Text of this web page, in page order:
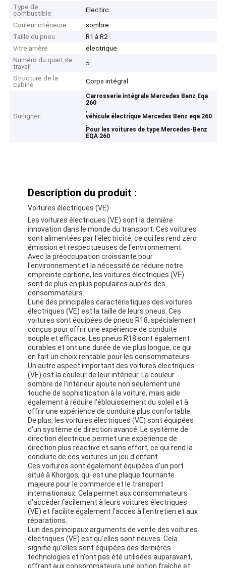
Type de
combustible
Electirc
Couleur intérieure
sombre
Taille du pneu
R1 à R2
Vitre arrière
électrique
Numéro du quart de
travail
5
Structure de la
cabine
Corps intégral
Surligner:
Carrosserie intégrale Mercedes Benz Eqa
260
,
véhicule électrique Mercedes Benz eqa 260
,
Pour les voitures de type Mercedes-Benz
EQA 260
Description du produit :
Voitures électriques (VE)
Les voitures électriques (VE) sont la dernière
innovation dans le monde du transport. Ces voitures
sont alimentées par l'électricité, ce qui les rend zéro
émission et respectueuses de l'environnement.
Avec la préoccupation croissante pour
l'environnement et la nécessité de réduire notre
empreinte carbone, les voitures électriques (VE)
sont de plus en plus populaires auprès des
consommateurs.
L'une des principales caractéristiques des voitures
électriques (VE) est la taille de leurs pneus. Ces
voitures sont équipées de pneus R18, spécialement
conçus pour offrir une expérience de conduite
souple et efficace. Les pneus R18 sont également
durables et ont une durée de vie plus longue, ce qui
en fait un choix rentable pour les consommateurs.
Un autre aspect important des voitures électriques
(VE) est la couleur de leur intérieur. La couleur
sombre de l'intérieur ajoute non seulement une
touche de sophistication à la voiture, mais aide
également à réduire l'éblouissement du soleil et à
offrir une expérience de conduite plus confortable.
De plus, les voitures électriques (VE) sont équipées
d'un système de direction avancé. Le système de
direction électrique permet une expérience de
direction plus réactive et sans effort, ce qui rend la
conduite de ces voitures un jeu d'enfant.
Ces voitures sont également équipées d'un port
situé à Khorgos, qui est une plaque tournante
majeure pour le commerce et le transport
internationaux. Cela permet aux consommateurs
d'accéder facilement à leurs voitures électriques
(VE) et facilite également l'accès à l'entretien et aux
réparations.
L'un des principaux arguments de vente des voitures
électriques (VE) est qu'elles sont neuves. Cela
signifie qu'elles sont équipées des dernières
technologies et n'ont pas été utilisées auparavant,
offrant aux consommateurs une option fraîche et